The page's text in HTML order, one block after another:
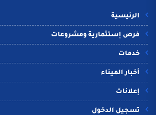
الرئيسية
فرص إستثمارية ومشروعات
خدمات
أخبار الميناء
إعلانات
تسجيل الدخول